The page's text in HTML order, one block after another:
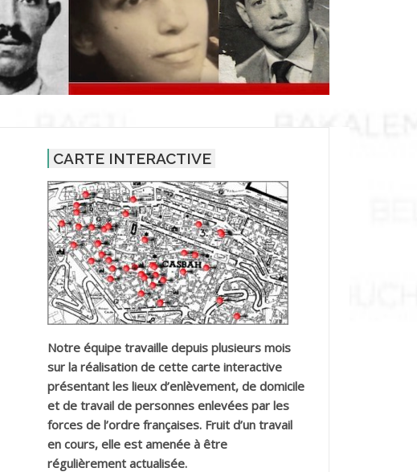
CARTE INTERACTIVE
Notre équipe travaille depuis plusieurs mois
sur la réalisation de cette carte interactive
présentant les lieux d’enlèvement, de domicile
et de travail de personnes enlevées par les
forces de l’ordre françaises. Fruit d’un travail
en cours, elle est amenée à être
régulièrement actualisée.